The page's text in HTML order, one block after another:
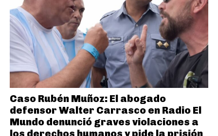
Caso Rubén Muñoz: El abogado
defensor Walter Carrasco en Radio El
Mundo denunció graves violaciones a